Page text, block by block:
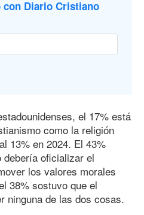
con Diario Cristiano
el 17% está
como la religión
13% en 2024. El 43%
debería oficializar el
los valores morales
38% sostuvo que el
ninguna de las dos cosas.